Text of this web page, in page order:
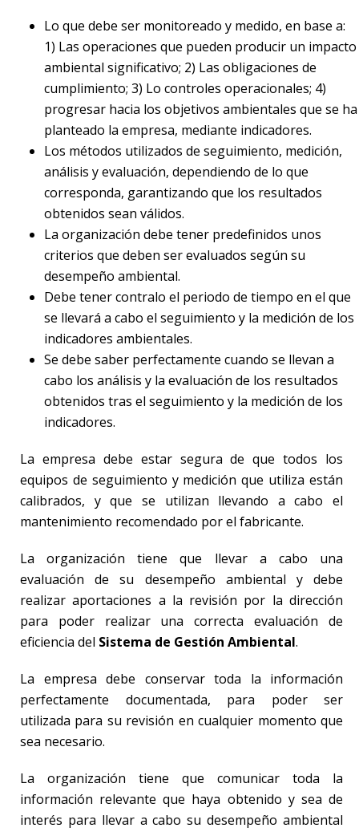
Lo que debe ser monitoreado y medido, en base a:
1) Las operaciones que pueden producir un impacto
ambiental significativo; 2) Las obligaciones de
cumplimiento; 3) Lo controles operacionales; 4)
progresar hacia los objetivos ambientales que se ha
planteado la empresa, mediante indicadores.
Los métodos utilizados de seguimiento, medición,
análisis y evaluación, dependiendo de lo que
corresponda, garantizando que los resultados
obtenidos sean válidos.
La organización debe tener predefinidos unos
criterios que deben ser evaluados según su
desempeño ambiental.
Debe tener contralo el periodo de tiempo en el que
se llevará a cabo el seguimiento y la medición de los
indicadores ambientales.
Se debe saber perfectamente cuando se llevan a
cabo los análisis y la evaluación de los resultados
obtenidos tras el seguimiento y la medición de los
indicadores.
La empresa debe estar segura de que todos los
equipos de seguimiento y medición que utiliza están
calibrados, y que se utilizan llevando a cabo el
mantenimiento recomendado por el fabricante.
La organización tiene que llevar a cabo una
evaluación de su desempeño ambiental y debe
realizar aportaciones a la revisión por la dirección
para poder realizar una correcta evaluación de
eficiencia del Sistema de Gestión Ambiental.
La empresa debe conservar toda la información
perfectamente documentada, para poder ser
utilizada para su revisión en cualquier momento que
sea necesario.
La organización tiene que comunicar toda la
información relevante que haya obtenido y sea de
interés para llevar a cabo su desempeño ambiental